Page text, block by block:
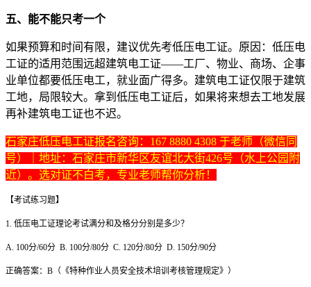
五、能不能只考一个
如果预算和时间有限，建议优先考低压电工证。原因：低压电
工证的适用范围远超建筑电工证——工厂、物业、商场、企事
业单位都要低压电工，就业面广得多。建筑电工证仅限于建筑
工地，局限较大。拿到低压电工证后，如果将来想去工地发展
再补建筑电工证也不迟。
石家庄低压电工证报名咨询：167 8880 4308 于老师（微信同
号）｜地址：石家庄市新华区友谊北大街426号（水上公园附
近）。选对证不白考，专业老师帮你分析！
【考试练习题】
1. 低压电工证理论考试满分和及格分分别是多少？
A. 100分/60分 B. 100分/80分 C. 120分/80分 D. 150分/90分
正确答案：B（《特种作业人员安全技术培训考核管理规定》）